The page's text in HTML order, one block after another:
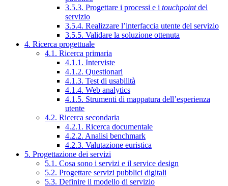
3.5.3. Progettare i processi e i touchpointdel
servizio
3.5.4. Realizzare l’interfaccia utente del servizio
3.5.5. Validare la soluzione ottenuta
4. Ricerca progettuale
4.1. Ricerca primaria
4.1.1. Interviste
4.1.2. Questionari
4.1.3. Test di usabilità
4.1.4. Web analytics
4.1.5. Strumenti di mappatura dell’esperienza
utente
4.2. Ricerca secondaria
4.2.1. Ricerca documentale
4.2.2. Analisi benchmark
4.2.3. Valutazione euristica
5. Progettazione dei servizi
5.1. Cosa sono i servizi e il service design
5.2. Progettare servizi pubblici digitali
5.3. Definire il modello di servizio